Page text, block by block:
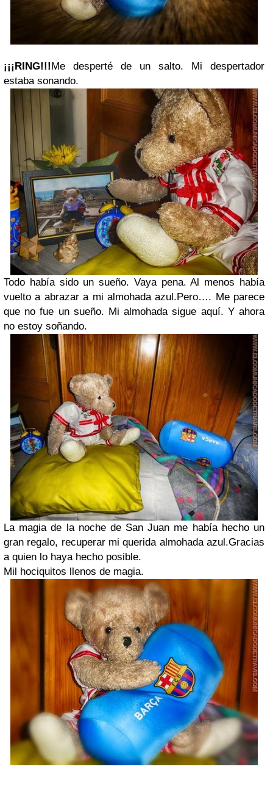
¡¡¡RING!!! Me desperté de un salto. Mi despertador
estaba sonando.
Todo había sido un sueño. Vaya pena. Al menos había
vuelto a abrazar a mi almohada azul.Pero…. Me parece
que no fue un sueño. Mi almohada sigue aquí. Y ahora
no estoy soñando.
La magia de la noche de San Juan me había hecho un
gran regalo, recuperar mi querida almohada azul.Gracias
a quien lo haya hecho posible.
Mil hociquitos llenos de magia.